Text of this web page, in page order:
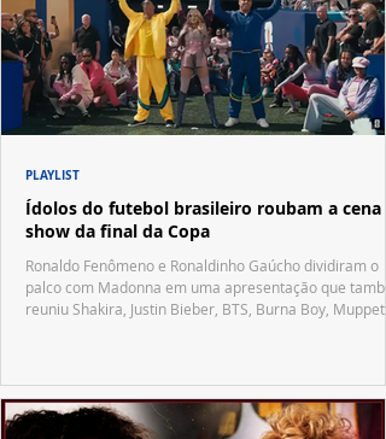
Ídolos do futebol brasileiro roubam a cena
show da final da Copa
Ronaldo Fenômeno e Ronaldinho Gaúcho dividiram o
palco com Madonna em uma apresentação que
reuniu Shakira, Justin Bieber, BTS, Burna Boy, Muppets,
PLAYLIST